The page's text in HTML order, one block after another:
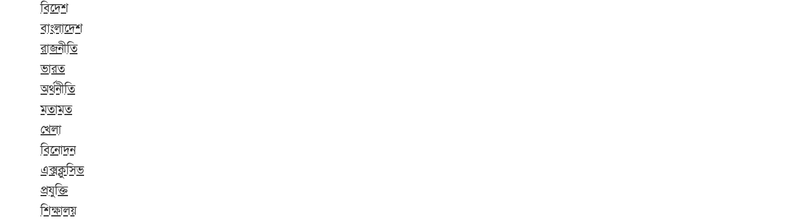
বিদেশ
বাংলাদেশ
রাজনীতি
ভারত
অর্থনীতি
মতামত
খেলা
বিনোদন
এক্সক্লুসিভ
প্রযুক্তি
শিক্ষালয়